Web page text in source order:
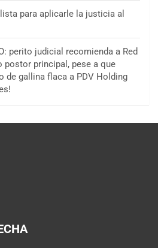
para aplicarle la justicia al
perito judicial recomienda a Red
postor principal, pese a que
de gallina flaca a PDV Holding